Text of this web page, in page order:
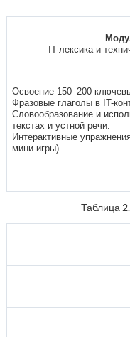
IT-лексика и
Освоение 150–200
Фразовые глаголы в IT-
Словообразование и
текстах и устной речи.
Интерактивные
мини-игры).
Таблица